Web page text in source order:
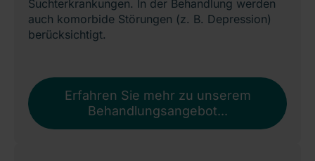
Suchterkrankungen. In der Behandlung werden
auch komorbide Störungen (z. B. Depression)
berücksichtigt.
Erfahren Sie mehr zu unserem
Behandlungsangebot...